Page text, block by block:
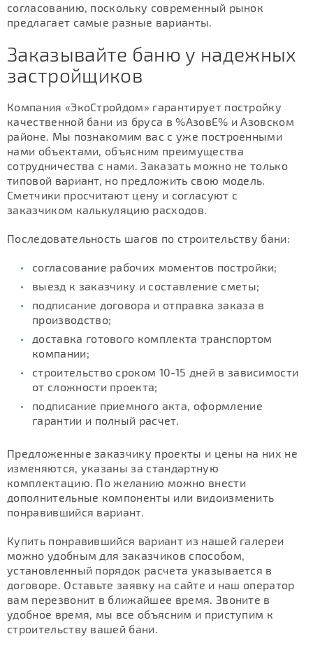
согласованию, поскольку современный рынок
предлагает самые разные варианты.
Заказывайте баню у надежных
застройщиков
Компания «ЭкоСтройдом» гарантирует постройку
качественной бани из бруса в %АзовЕ% и Азовском
районе. Мы познакомим вас с уже построенными
нами объектами, объясним преимущества
сотрудничества с нами. Заказать можно не только
типовой вариант, но предложить свою модель.
Сметчики просчитают цену и согласуют с
заказчиком калькуляцию расходов.
Последовательность шагов по строительству бани:
согласование рабочих моментов постройки;
выезд к заказчику и составление сметы;
подписание договора и отправка заказа в
производство;
доставка готового комплекта транспортом
компании;
строительство сроком 10-15 дней в зависимости
от сложности проекта;
подписание приемного акта, оформление
гарантии и полный расчет.
Предложенные заказчику проекты и цены на них не
изменяются, указаны за стандартную
комплектацию. По желанию можно внести
дополнительные компоненты или видоизменить
понравившийся вариант.
Купить понравившийся вариант из нашей галереи
можно удобным для заказчиков способом,
установленный порядок расчета указывается в
договоре. Оставьте заявку на сайте и наш оператор
вам перезвонит в ближайшее время. Звоните в
удобное время, мы все объясним и приступим к
строительству вашей бани.